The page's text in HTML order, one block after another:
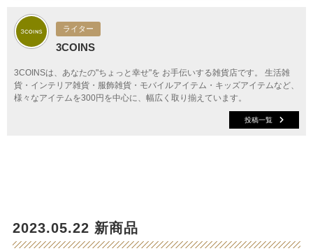
ライター
3COINS
3COINSは、あなたの"ちょっと幸せ"を お手伝いする雑貨店です。 生活雑
貨・インテリア雑貨・服飾雑貨・モバイルアイテム・キッズアイテムなど、
様々なアイテムを300円を中心に、幅広く取り揃えています。
投稿一覧
2023.05.22 新商品